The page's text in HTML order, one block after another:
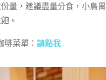
量，建議盡量分食，小鳥
。
菜單： 請點我